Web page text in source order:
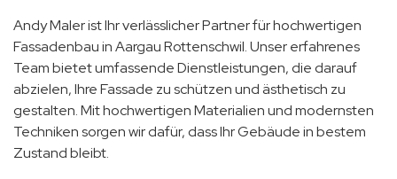
Andy Maler ist Ihr verlässlicher Partner für hochwertigen
Fassadenbau in Aargau Rottenschwil. Unser erfahrenes
Team bietet umfassende Dienstleistungen, die darauf
abzielen, Ihre Fassade zu schützen und ästhetisch zu
gestalten. Mit hochwertigen Materialien und modernsten
Techniken sorgen wir dafür, dass Ihr Gebäude in bestem
Zustand bleibt.